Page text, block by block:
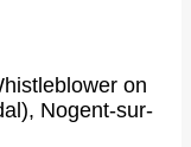
on
Nogent-sur-